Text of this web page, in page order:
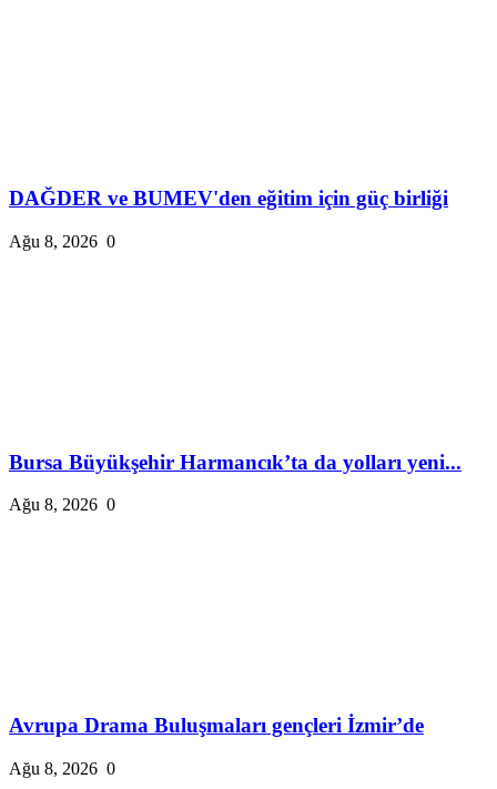
DAĞDER ve BUMEV'den eğitim için güç birliği
Ağu 8, 2026 0
Bursa Büyükşehir Harmancık’ta da yolları yeni...
Ağu 8, 2026 0
Avrupa Drama Buluşmaları gençleri İzmir’de
Ağu 8, 2026 0